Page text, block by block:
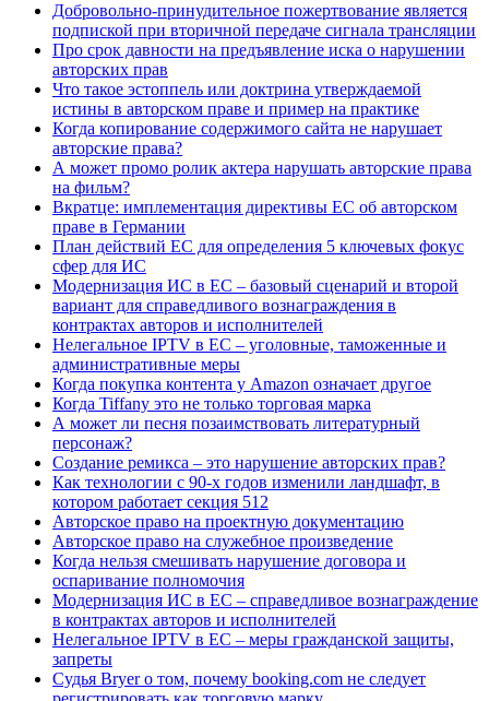
Добровольно-принудительное пожертвование является
подпиской при вторичной передаче сигнала трансляции
Про срок давности на предъявление иска о нарушении
авторских прав
Что такое эстоппель или доктрина утверждаемой
истины в авторском праве и пример на практике
Когда копирование содержимого сайта не нарушает
авторские права?
А может промо ролик актера нарушать авторские права
на фильм?
Вкратце: имплементация директивы ЕС об авторском
праве в Германии
План действий ЕС для определения 5 ключевых фокус
сфер для ИС
Модернизация ИС в ЕС – базовый сценарий и второй
вариант для справедливого вознаграждения в
контрактах авторов и исполнителей
Нелегальное IPTV в ЕС – уголовные, таможенные и
административные меры
Когда покупка контента у Amazon означает другое
Когда Tiffany это не только торговая марка
А может ли песня позаимствовать литературный
персонаж?
Создание ремикса – это нарушение авторских прав?
Как технологии с 90-х годов изменили ландшафт, в
котором работает секция 512
Авторское право на проектную документацию
Авторское право на служебное произведение
Когда нельзя смешивать нарушение договора и
оспаривание полномочия
Модернизация ИС в ЕС – справедливое вознаграждение
в контрактах авторов и исполнителей
Нелегальное IPTV в ЕС – меры гражданской защиты,
запреты
Судья Bryer о том, почему booking.com не следует